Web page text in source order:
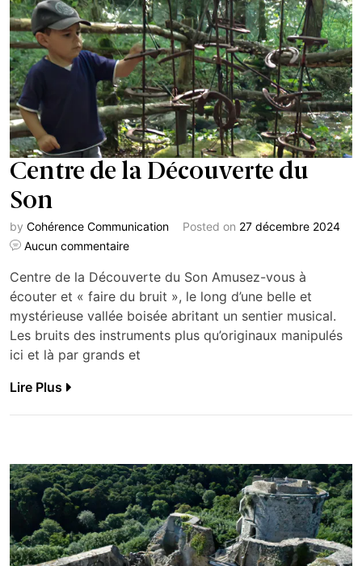
Centre de la Découverte du
Son
by Cohérence Communication Posted on 27 décembre 2024
Aucun commentaire
Centre de la Découverte du Son Amusez-vous à
écouter et « faire du bruit », le long d’une belle et
mystérieuse vallée boisée abritant un sentier musical.
Les bruits des instruments plus qu’originaux manipulés
ici et là par grands et
Lire Plus